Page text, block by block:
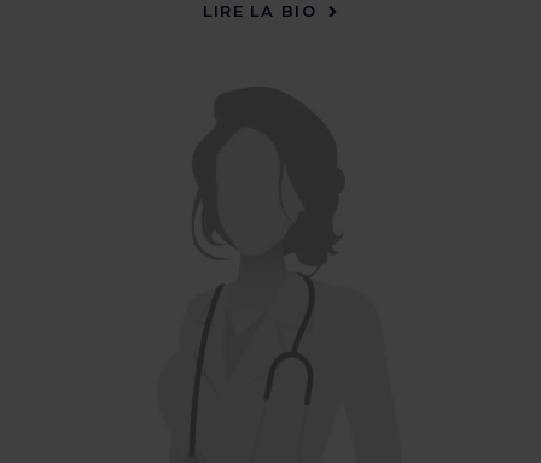
LIRE LA BIO